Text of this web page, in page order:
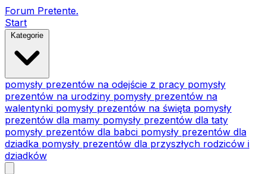
Forum Pretente.
Start
Kategorie
pomysły prezentów na odejście z pracy pomysły
prezentów na urodziny pomysły prezentów na
walentynki pomysły prezentów na święta pomysły
prezentów dla mamy pomysły prezentów dla taty
pomysły prezentów dla babci pomysły prezentów dla
dziadka pomysły prezentów dla przyszłych rodziców i
dziadków